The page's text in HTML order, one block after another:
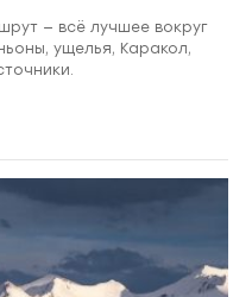
— всё лучшее вокруг
ущелья, Каракол,